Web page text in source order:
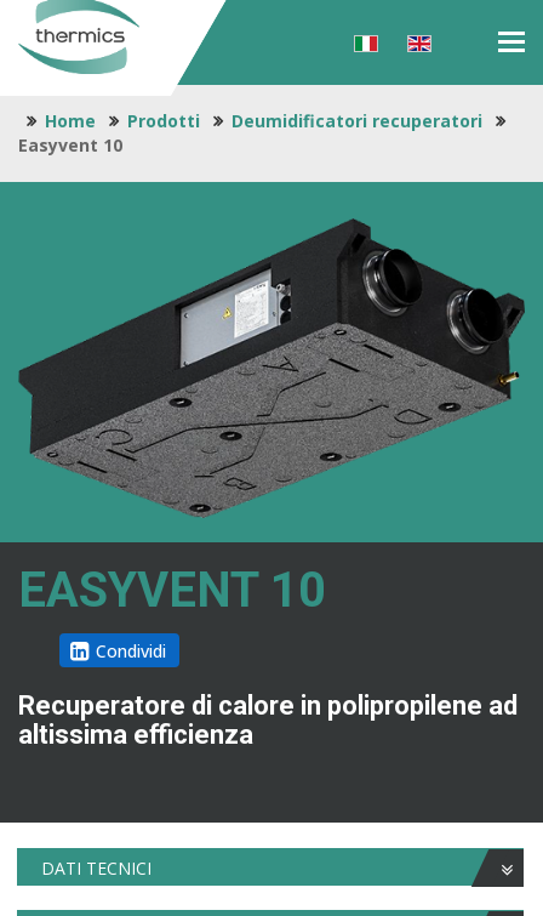
Home Prodotti
Deumidificatori recuperatori
Easyvent 10
EASYVENT 10
Condividi
Recuperatore di calore in polipropilene ad
altissima efficienza
DATI TECNICI